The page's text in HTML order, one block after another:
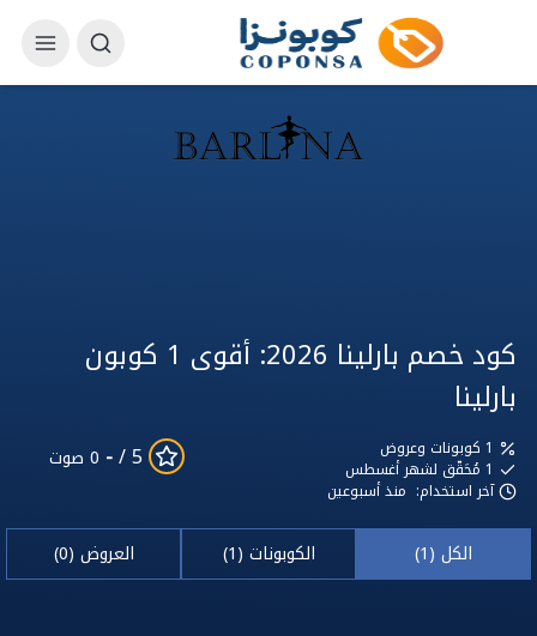
كود خصم بارلينا 2026: أقوى 1 كوبون
بارلينا
مُحَقّق لشهر أغسطس
آخر استخدام: منذ أسبوعين
5 /
- 0 صوت
الكل (1) الكوبونات (1) العروض (0)